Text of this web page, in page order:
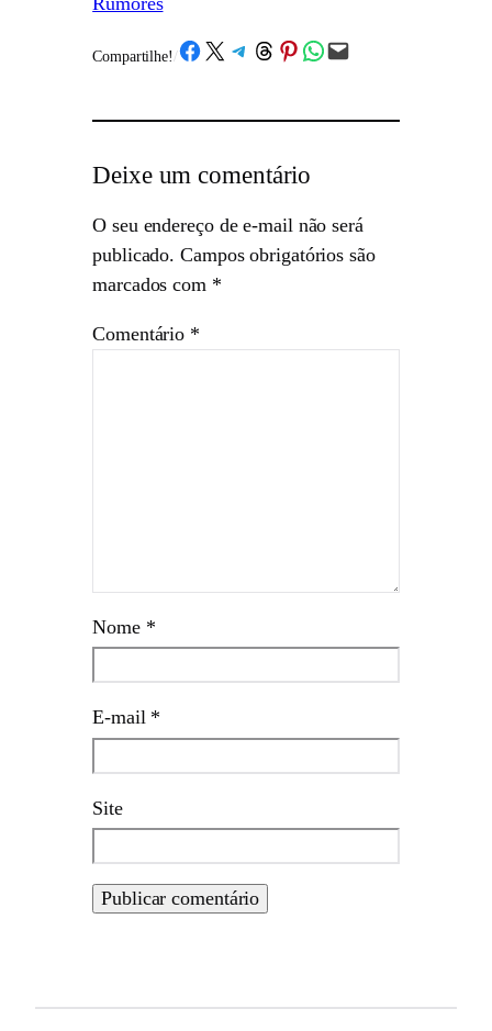
Compartilhe! /Share on Facebook
Share on X Share on Telegram
Share on Threads
Share on Pinterest
Share on WhatsApp
Email this Page
Deixe um comentário
O seu endereço de e-mail não será
publicado. Campos obrigatórios são
marcados com *
Comentário *
Nome *
E-mail *
Site